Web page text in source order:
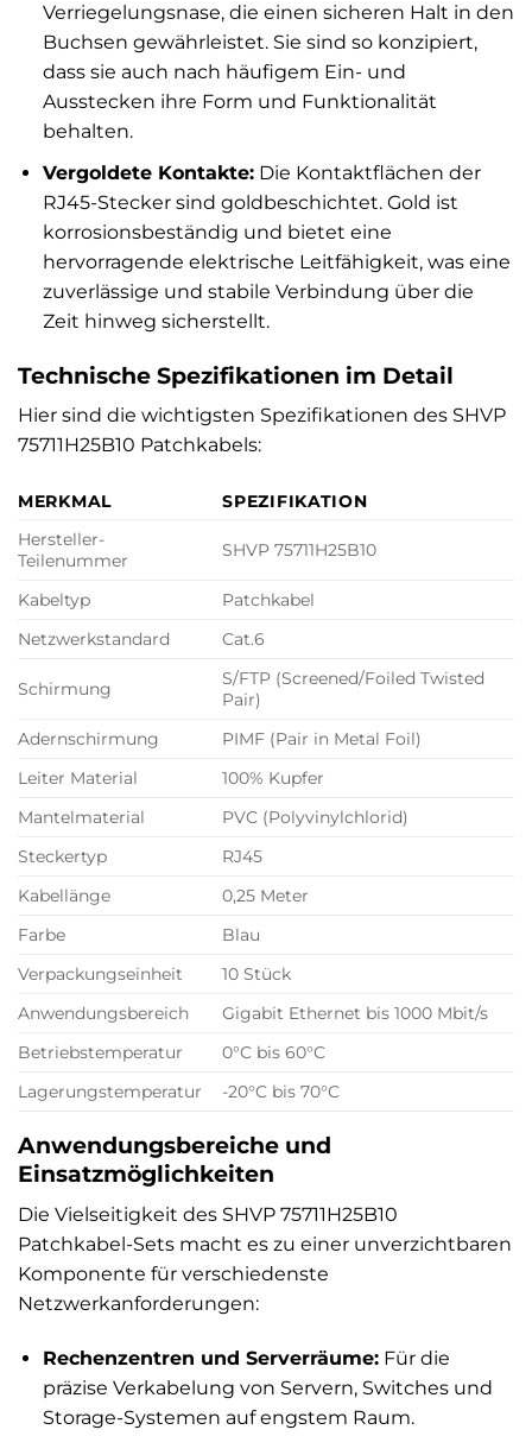
Verriegelungsnase, die einen sicheren Halt in den
Buchsen gewährleistet. Sie sind so konzipiert,
dass sie auch nach häufigem Ein- und
Ausstecken ihre Form und Funktionalität
behalten.
Vergoldete Kontakte:Die Kontaktflächen der
RJ45-Stecker sind goldbeschichtet. Gold ist
korrosionsbeständig und bietet eine
hervorragende elektrische Leitfähigkeit, was eine
zuverlässige und stabile Verbindung über die
Zeit hinweg sicherstellt.
Technische Spezifikationen im Detail
Hier sind die wichtigsten Spezifikationen des SHVP
75711H25B10 Patchkabels:
MERKMAL
SPEZIFIKATION
Hersteller-
Teilenummer
SHVP 75711H25B10
Kabeltyp
Patchkabel
Netzwerkstandard
Cat.6
Schirmung
S/FTP (Screened/Foiled Twisted
Pair)
Adernschirmung
PIMF (Pair in Metal Foil)
Leiter Material
100% Kupfer
Mantelmaterial
PVC (Polyvinylchlorid)
Steckertyp
RJ45
Kabellänge
0,25 Meter
Farbe
Blau
Verpackungseinheit
10 Stück
Anwendungsbereich
Gigabit Ethernet bis 1000 Mbit/s
Betriebstemperatur
0°C bis 60°C
Lagerungstemperatur
-20°C bis 70°C
Anwendungsbereiche und
Einsatzmöglichkeiten
Die Vielseitigkeit des SHVP 75711H25B10
Patchkabel-Sets macht es zu einer unverzichtbaren
Komponente für verschiedenste
Netzwerkanforderungen:
Rechenzentren und Serverräume:Für die
präzise Verkabelung von Servern, Switches und
Storage-Systemen auf engstem Raum.